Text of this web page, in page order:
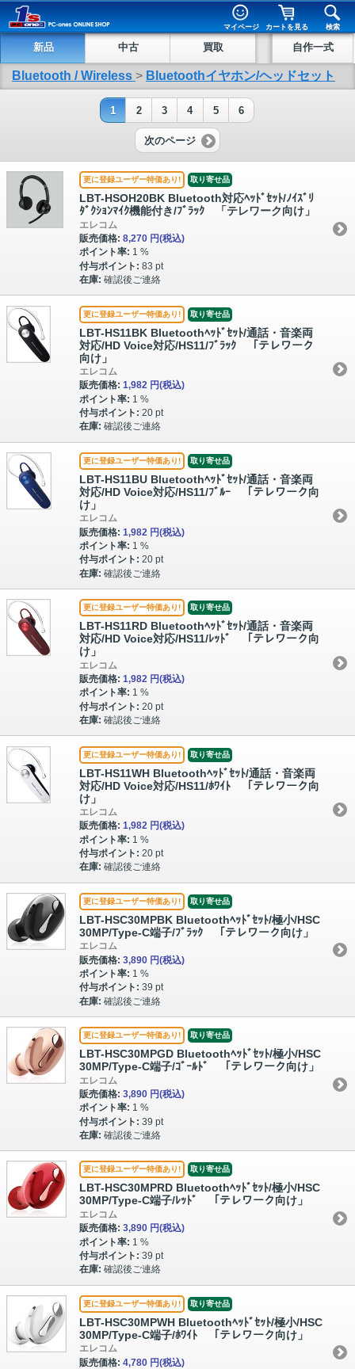
マイページ カートを見る 検索
新品 中古 買取 自作一式
Bluetooth / Wireless > Bluetoothイヤホン/ヘッドセット
1 2 3 4 5 6
次のページ
更に登録ユーザー特価あり! 取り寄せ品
LBT-HSOH20BK Bluetooth対応ﾍｯﾄﾞｾｯﾄ/ﾉｲｽﾞﾘ
ﾀﾞｸｼｮﾝﾏｲｸ機能付き/ﾌﾞﾗｯｸ 「テレワーク向け」
エレコム
販売価格: 8,270 円(税込)
ポイント率: 1 %
付与ポイント: 83 pt
在庫: 確認後ご連絡
更に登録ユーザー特価あり! 取り寄せ品
LBT-HS11BK Bluetoothﾍｯﾄﾞｾｯﾄ/通話・音楽両
対応/HD Voice対応/HS11/ﾌﾞﾗｯｸ 「テレワーク
向け」
エレコム
販売価格: 1,982 円(税込)
ポイント率: 1 %
付与ポイント: 20 pt
在庫: 確認後ご連絡
更に登録ユーザー特価あり! 取り寄せ品
LBT-HS11BU Bluetoothﾍｯﾄﾞｾｯﾄ/通話・音楽両
対応/HD Voice対応/HS11/ﾌﾞﾙｰ 「テレワーク向
け」
エレコム
販売価格: 1,982 円(税込)
ポイント率: 1 %
付与ポイント: 20 pt
在庫: 確認後ご連絡
更に登録ユーザー特価あり! 取り寄せ品
LBT-HS11RD Bluetoothﾍｯﾄﾞｾｯﾄ/通話・音楽両
対応/HD Voice対応/HS11/ﾚｯﾄﾞ 「テレワーク向
け」
エレコム
販売価格: 1,982 円(税込)
ポイント率: 1 %
付与ポイント: 20 pt
在庫: 確認後ご連絡
更に登録ユーザー特価あり! 取り寄せ品
LBT-HS11WH Bluetoothﾍｯﾄﾞｾｯﾄ/通話・音楽両
対応/HD Voice対応/HS11/ﾎﾜｲﾄ 「テレワーク向
け」
エレコム
販売価格: 1,982 円(税込)
ポイント率: 1 %
付与ポイント: 20 pt
在庫: 確認後ご連絡
更に登録ユーザー特価あり! 取り寄せ品
LBT-HSC30MPBK Bluetoothﾍｯﾄﾞｾｯﾄ/極小/HSC
30MP/Type-C端子/ﾌﾞﾗｯｸ 「テレワーク向け」
エレコム
販売価格: 3,890 円(税込)
ポイント率: 1 %
付与ポイント: 39 pt
在庫: 確認後ご連絡
更に登録ユーザー特価あり! 取り寄せ品
LBT-HSC30MPGD Bluetoothﾍｯﾄﾞｾｯﾄ/極小/HSC
30MP/Type-C端子/ｺﾞｰﾙﾄﾞ 「テレワーク向け」
エレコム
販売価格: 3,890 円(税込)
ポイント率: 1 %
付与ポイント: 39 pt
在庫: 確認後ご連絡
更に登録ユーザー特価あり! 取り寄せ品
LBT-HSC30MPRD Bluetoothﾍｯﾄﾞｾｯﾄ/極小/HSC
30MP/Type-C端子/ﾚｯﾄﾞ 「テレワーク向け」
エレコム
販売価格: 3,890 円(税込)
ポイント率: 1 %
付与ポイント: 39 pt
在庫: 確認後ご連絡
更に登録ユーザー特価あり! 取り寄せ品
LBT-HSC30MPWH Bluetoothﾍｯﾄﾞｾｯﾄ/極小/HSC
30MP/Type-C端子/ﾎﾜｲﾄ 「テレワーク向け」
エレコム
販売価格: 4,780 円(税込)